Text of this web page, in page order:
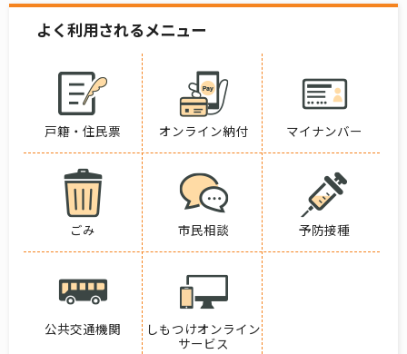
よく利用されるメニュー
戸籍・住民票 オンライン納付 マイナンバー
ごみ 市民相談 予防接種
公共交通機関
しもつけオンライン
サービス